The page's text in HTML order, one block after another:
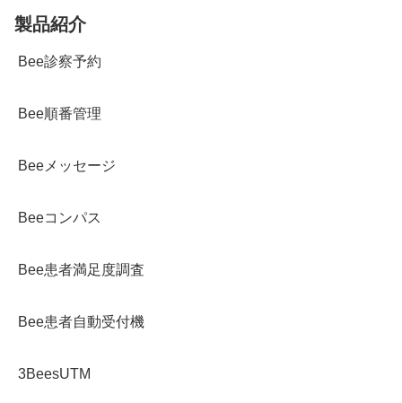
製品紹介
Bee診察予約
Bee順番管理
Beeメッセージ
Beeコンパス
Bee患者満足度調査
Bee患者自動受付機
3BeesUTM